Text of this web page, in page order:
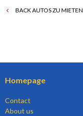
BACK AUTOS ZU MIETEN
Homepage
Contact
About us